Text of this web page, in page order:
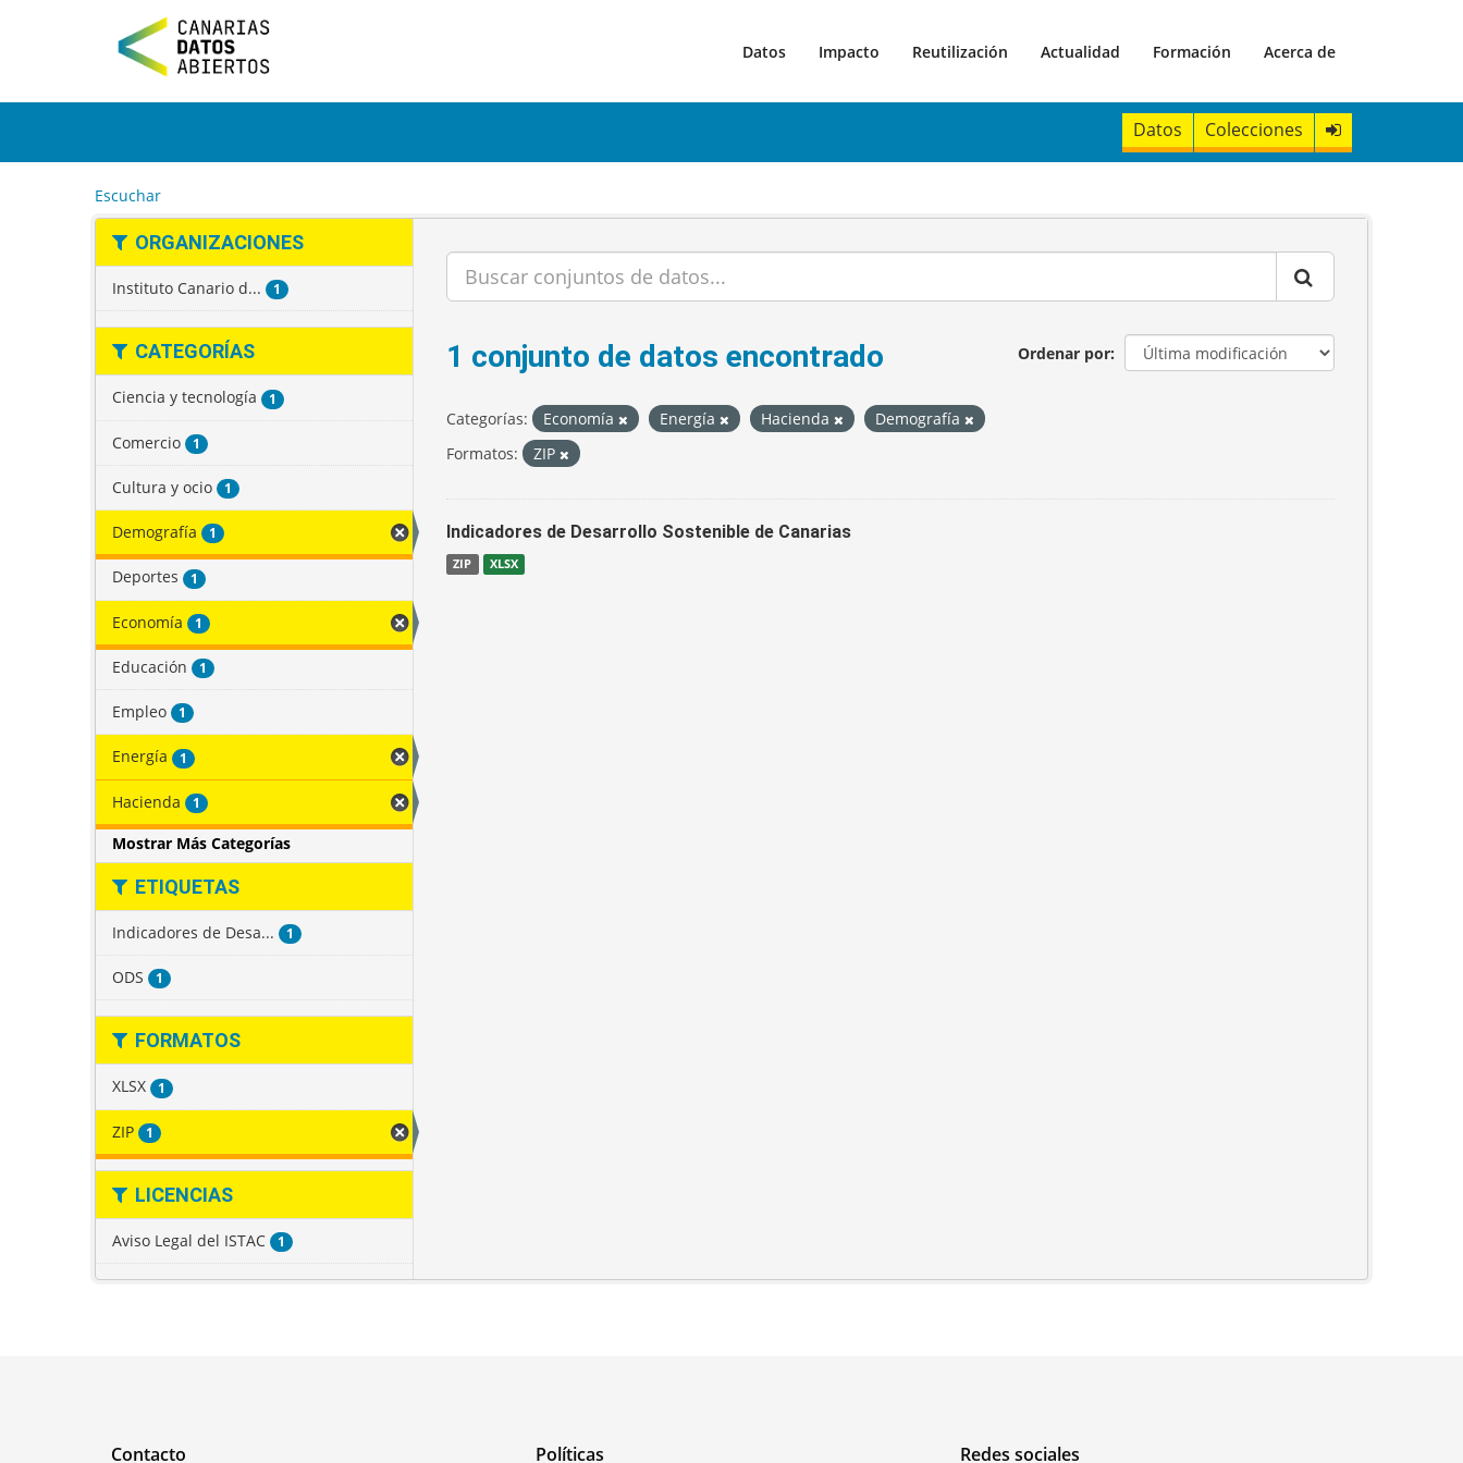
t
Datos Impacto Reutilización Actualidad Formación Acerca de
Datos Colecciones
Escuchar
ORGANIZACIONES
Instituto Canario d... 1
CATEGORÍAS
Ciencia y tecnología 1
Comercio 1
Cultura y ocio 1
Demografía 1
Deportes 1
Economía 1
Educación 1
Empleo 1
Energía 1
Hacienda 1
Mostrar Más Categorías
ETIQUETAS
Indicadores de Desa... 1
ODS 1
FORMATOS
XLSX 1
ZIP 1
LICENCIAS
Aviso Legal del ISTAC 1
Ordenar por
1 conjunto de datos encontrado
Categorías: Economía Energía Hacienda
Demografía
Formatos:
ZIP
Indicadores de Desarrollo Sostenible de Canarias
ZIP XLSX
Contacto Políticas Redes sociales